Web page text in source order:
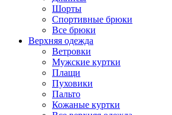
Шорты
Спортивные брюки
Все брюки
Верхняя одежда
Ветровки
Мужские куртки
Плащи
Пуховики
Пальто
Кожаные куртки